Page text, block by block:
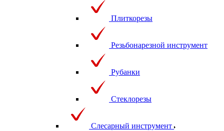
Плиткорезы
Резьбонарезной инструмент
Рубанки
Стеклорезы
Слесарный инструмент